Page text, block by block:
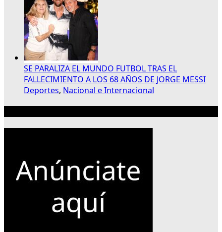
SE PARALIZA EL MUNDO FUTBOL TRAS EL
FALLECIMIENTO A LOS 68 AÑOS DE JORGE MESSI
Deportes, Nacional e Internacional